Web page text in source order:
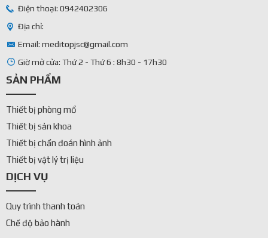
Điện thoại: 0942402306
Địa chỉ:
Email: meditopjsc@gmail.com
Giờ mở cửa: Thứ 2 - Thứ 6 : 8h30 - 17h30
SẢN PHẨM
Thiết bị phòng mổ
Thiết bị sản khoa
Thiết bị chẩn đoán hình ảnh
Thiết bị vật lý trị liệu
DỊCH VỤ
Quy trình thanh toán
Chế độ bảo hành